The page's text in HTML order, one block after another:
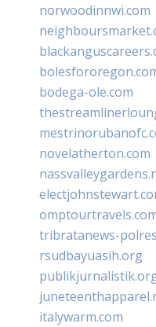
norwoodinnwi.com
bodega-ole.com
novelatherton.com
tribratanews-
rsudbayuasih.org
italywarm.com